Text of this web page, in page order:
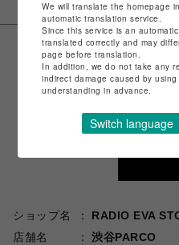
ショップ名
RADIO EVA
店舗名
渋谷PARCO
We will translate the homepage
automatic translation service.
Since this service is an
translated correctly and may
page before translation.
In addition, we do not take any
indirect damage caused by
understanding in advance.
Switch language